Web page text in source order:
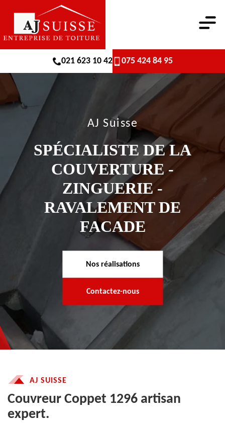
021 623 10 42 075 424 84 95
AJ Suisse
SPÉCIALISTE DE LA
COUVERTURE -
ZINGUERIE -
RAVALEMENT DE
FACADE
Nos réalisations
Contactez-nous
AJ SUISSE
Couvreur Coppet 1296 artisan
expert.